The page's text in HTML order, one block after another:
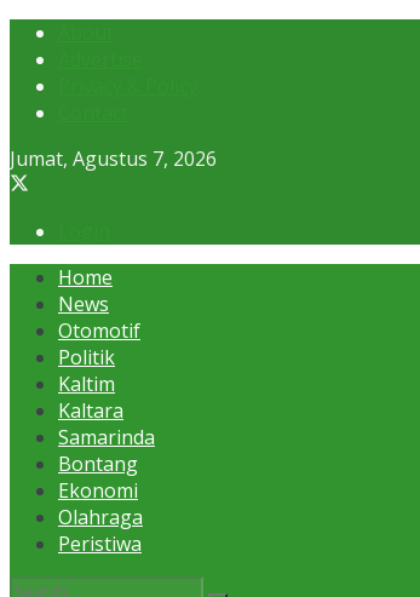
Jumat, Agustus 7, 2026
Home
News
Otomotif
Politik
Kaltim
Kaltara
Samarinda
Bontang
Ekonomi
Olahraga
Peristiwa